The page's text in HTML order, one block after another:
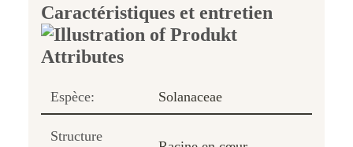
Caractéristiques et entretien
Espèce: Solanaceae
Structure